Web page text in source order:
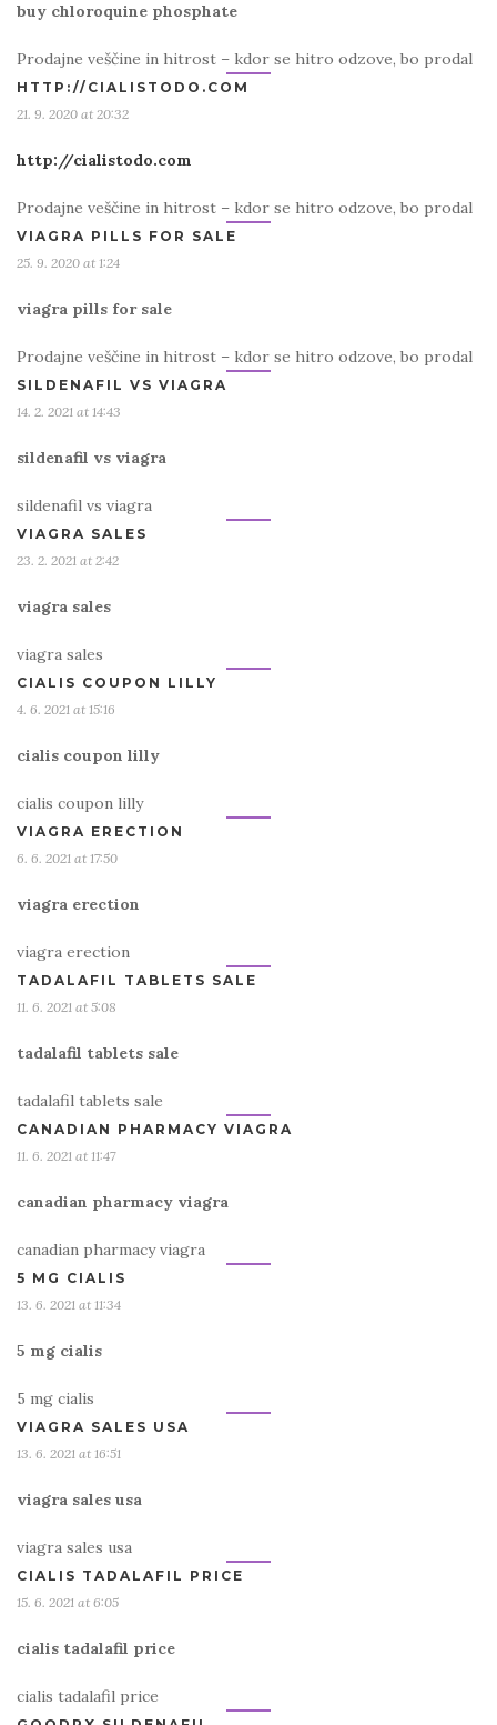
buy chloroquine phosphate
Prodajne veščine in hitrost – kdor se hitro odzove, bo prodal
HTTP://CIALISTODO.COM
21. 9. 2020 at 20:32
http://cialistodo.com
Prodajne veščine in hitrost – kdor se hitro odzove, bo prodal
VIAGRA PILLS FOR SALE
25. 9. 2020 at 1:24
viagra pills for sale
Prodajne veščine in hitrost – kdor se hitro odzove, bo prodal
SILDENAFIL VS VIAGRA
14. 2. 2021 at 14:43
sildenafil vs viagra
sildenafil vs viagra
VIAGRA SALES
23. 2. 2021 at 2:42
viagra sales
viagra sales
CIALIS COUPON LILLY
4. 6. 2021 at 15:16
cialis coupon lilly
cialis coupon lilly
VIAGRA ERECTION
6. 6. 2021 at 17:50
viagra erection
viagra erection
TADALAFIL TABLETS SALE
11. 6. 2021 at 5:08
tadalafil tablets sale
tadalafil tablets sale
CANADIAN PHARMACY VIAGRA
11. 6. 2021 at 11:47
canadian pharmacy viagra
canadian pharmacy viagra
5 MG CIALIS
13. 6. 2021 at 11:34
5 mg cialis
5 mg cialis
VIAGRA SALES USA
13. 6. 2021 at 16:51
viagra sales usa
viagra sales usa
CIALIS TADALAFIL PRICE
15. 6. 2021 at 6:05
cialis tadalafil price
cialis tadalafil price